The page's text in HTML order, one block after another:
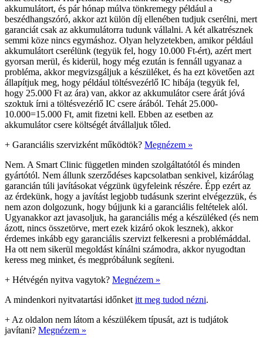
akkumulátort, és pár hónap múlva tönkremegy például a
beszédhangszóró, akkor azt külön díj ellenében tudjuk cserélni, mert
garanciát csak az akkumulátorra tudunk vállalni. A két alkatrésznek
semmi köze nincs egymáshoz. Olyan helyzetekben, amikor például
akkumulátort cserélünk (tegyük fel, hogy 10.000 Ft-ért), azért mert
gyorsan merül, és kiderül, hogy még ezután is fennáll ugyanaz a
probléma, akkor megvizsgáljuk a készüléket, és ha ezt követően azt
állapítjuk meg, hogy például töltésvezérlő IC hibája (tegyük fel,
hogy 25.000 Ft az ára) van, akkor az akkumulátor csere árát jóvá
szoktuk írni a töltésvezérlő IC csere árából. Tehát 25.000-
10.000=15.000 Ft, amit fizetni kell. Ebben az esetben az
akkumulátor csere költségét átvállaljuk tőled.
+ Garanciális szervizként működtök? Megnézem »
Nem. A Smart Clinic független minden szolgáltatótól és minden
gyártótól. Nem állunk szerződéses kapcsolatban senkivel, kizárólag
garancián túli javításokat végzünk ügyfeleink részére. Épp ezért az
az érdekünk, hogy a javítást legjobb tudásunk szerint elvégezzük, és
nem azon dolgozunk, hogy bújjunk ki a garanciális feltételek alól.
Ugyanakkor azt javasoljuk, ha garanciális még a készüléked (és nem
ázott, nincs összetörve, mert ezek kizáró okok lesznek), akkor
érdemes inkább egy garanciális szervizt felkeresni a problémáddal.
Ha ott nem sikerül megoldást kínálni számodra, akkor nyugodtan
keress meg minket, és megpróbálunk segíteni.
+ Hétvégén nyitva vagytok? Megnézem »
A mindenkori nyitvatartási időnket itt meg tudod nézni.
+ Az oldalon nem látom a készülékem típusát, azt is tudjátok
javítani? Megnézem »